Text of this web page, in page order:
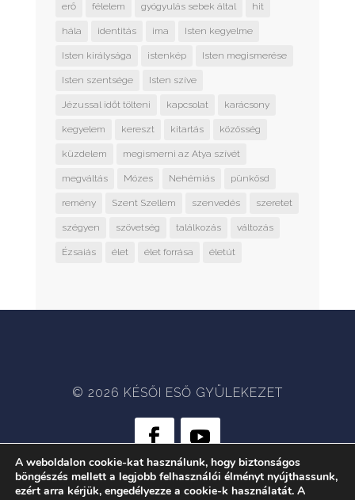
erő félelem gyógyulás sebek által hit
hála identitás ima Isten kegyelme
Isten királysága istenkép Isten megismerése
Isten szentsége Isten szíve
Jézussal időt tölteni kapcsolat karácsony
kegyelem kereszt kitartás közösség
küzdelem megismerni az Atya szívét
megváltás Mózes Nehémiás pünkösd
remény Szent Szellem szenvedés szeretet
szégyen szövetség találkozás változás
Ézsaiás élet élet forrása életút
© 2026 KÉSŐI ESŐ GYÜLEKEZET
WEB: CRÆTIVE.HU| TÁRHELY:
A weboldalon cookie-kat használunk, hogy biztonságos
böngészés mellett a legjobb felhasználói élményt nyújthassunk,
ezért arra kérjük, engedélyezze a cookie-k használatát. A